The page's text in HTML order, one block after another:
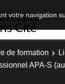
votre navigation
de formation
APA-S